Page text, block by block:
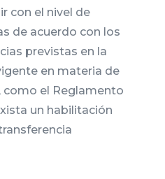
con el nivel de
de acuerdo con los
previstas en la
en materia de
el Reglamento
un habilitación